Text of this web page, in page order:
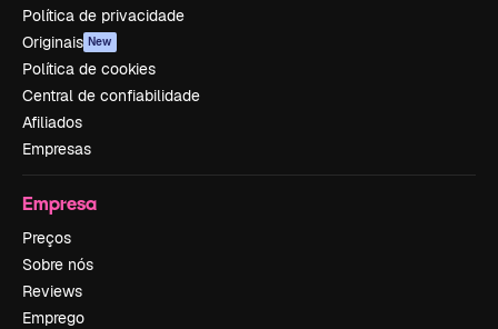
Política de privacidade
Originais New
Política de cookies
Central de confiabilidade
Afiliados
Empresas
Empresa
Preços
Sobre nós
Reviews
Emprego